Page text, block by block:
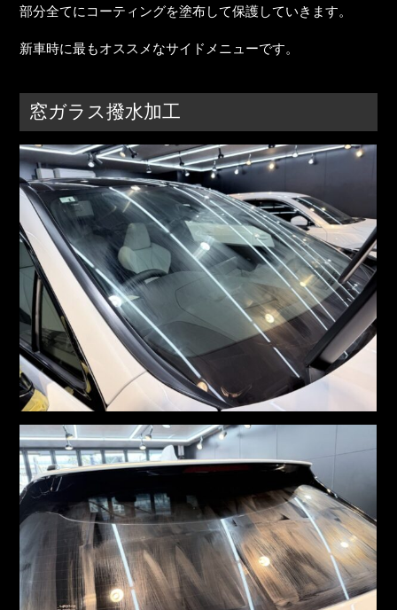
部分全てにコーティングを塗布して保護していきます。
新車時に最もオススメなサイドメニューです。
窓ガラス撥水加工